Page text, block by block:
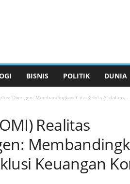
BISNIS POLITIK DUNIA
Divergen: Membandingkan Tata Kelola AI dalam...
Realitas
Keuangan